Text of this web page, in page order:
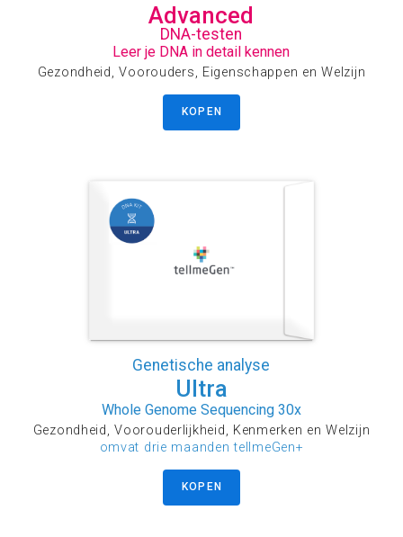
Advanced
DNA-testen
Leer je DNA in detail kennen
Gezondheid, Voorouders, Eigenschappen en Welzijn
KOPEN
Genetische analyse
Ultra
Whole Genome Sequencing 30x
Gezondheid, Voorouderlijkheid, Kenmerken en Welzijn
omvat drie maanden tellmeGen+
KOPEN